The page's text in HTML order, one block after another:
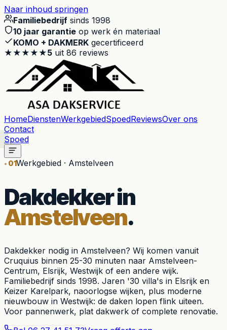
Naar inhoud springen
Familiebedrijf sinds 1998
10 jaar garantie op werk én materiaal
KOMO + DAKMERK gecertificeerd
★★★★★5 uit 86 reviews
HomeDienstenWerkgebiedSpoedReviewsOver ons
Contact
Spoed
01Werkgebied · Amstelveen
Dakdekker in
Amstelveen.
Dakdekker nodig in Amstelveen? Wij komen vanuit
Cruquius binnen 25-30 minuten naar Amstelveen-
Centrum, Elsrijk, Westwijk of een andere wijk.
Familiebedrijf sinds 1998. Jaren '30 villa's in Elsrijk en
Keizer Karelpark, naoorlogse wijken, plus moderne
nieuwbouw in Westwijk: de daken lopen flink uiteen.
Voor pannenwerk, plat dakwerk of complete renovatie.